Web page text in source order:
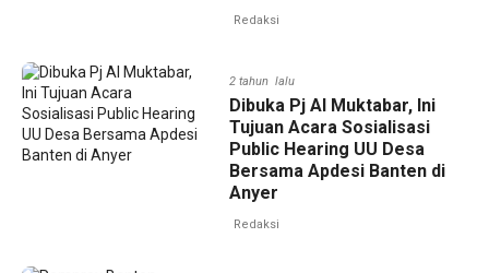
Redaksi
2 tahun lalu
Dibuka Pj Al Muktabar, Ini
Tujuan Acara Sosialisasi
Public Hearing UU Desa
Bersama Apdesi Banten di
Anyer
Redaksi